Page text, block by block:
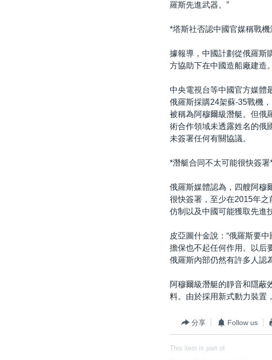
羅斯先進武器。”
*塔斯社否認中國官媒稱戰機
據報導，中國計劃從俄羅斯
方協助下在中國造船廠建造。
中央電視台等中國官方媒體
俄羅斯採購24架蘇-35戰機
被稱為阿穆爾級潛艇。但俄
術合作領域未透露姓名的俄
未簽署任何有關協議。
*潛艇合同不太可能很快簽署
俄羅斯媒體認為，四艘阿穆
很快簽署，至少在2015年之
仿制以及中國可能獲取先進
皮亞圖什金說：“俄羅斯要
擔保也不起任何作用。以后
俄羅斯內部仍然有許多人認
阿穆爾級潛艇的靜音和隱蔽
料。由於採用新式動力裝置
分享 Follow us
This item is part of